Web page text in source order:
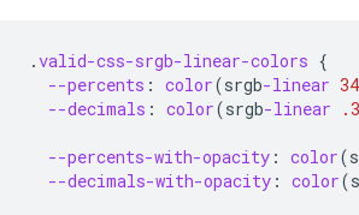
.valid-css-srgb-linear-colors {
--percents : color(srgb-linear 34
--decimals : color(srgb-linear
--percents-with-opacity : color(
--decimals-with-opacity : color(